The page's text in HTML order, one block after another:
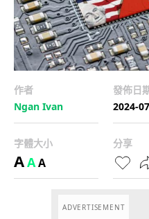
作者
Ngan Ivan
發佈日
2024-
字體大小
AAA
分享
ADVERTISEMENT